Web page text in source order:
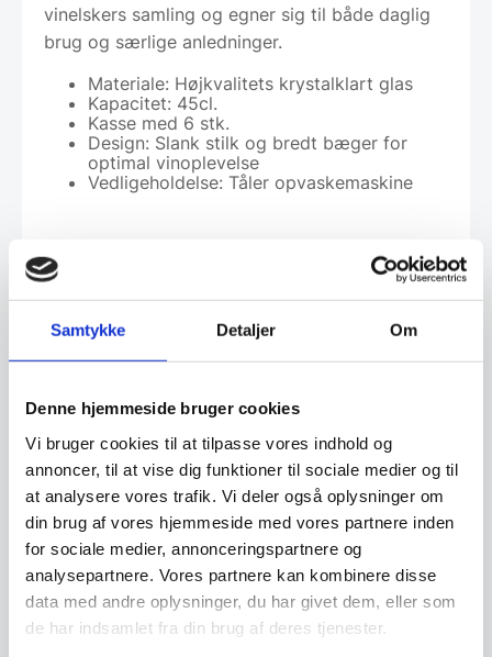
Samtykke Detaljer Om
Denne hjemmeside bruger cookies
Vi bruger cookies til at tilpasse vores indhold og
annoncer, til at vise dig funktioner til sociale medier og til
at analysere vores trafik. Vi deler også oplysninger om
din brug af vores hjemmeside med vores partnere inden
for sociale medier, annonceringspartnere og
analysepartnere. Vores partnere kan kombinere disse
data med andre oplysninger, du har givet dem, eller som
de har indsamlet fra din brug af deres tjenester.
vinelskers samling og egner sig til både daglig
brug og særlige anledninger.
Materiale: Højkvalitets krystalklart glas
Kapacitet: 45cl.
Kasse med 6 stk.
Design: Slank stilk og bredt bæger for
optimal vinoplevelse
Vedligeholdelse: Tåler opvaskemaskine
Leveringsmetode
Altid god kvalitet, se her hvorfor
Har du spørgsmål til varen? Klik her
Vi prismatcher - Klik her
Relaterede varer